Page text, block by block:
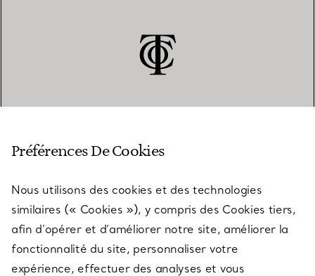
SERVICES
À PROPOS
Préférences De Cookies
Nous utilisons des cookies et des technologies
similaires (« Cookies »), y compris des Cookies tiers,
afin d’opérer et d’améliorer notre site, améliorer la
fonctionnalité du site, personnaliser votre
expérience, effectuer des analyses et vous